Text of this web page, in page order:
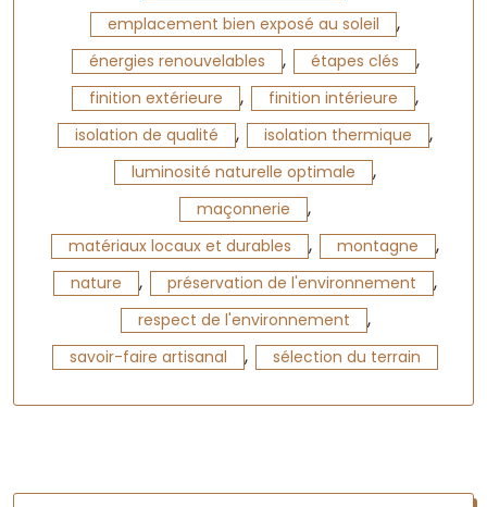
emplacement bien exposé au soleil ,
énergies renouvelables , étapes clés ,
finition extérieure , finition intérieure ,
isolation de qualité , isolation thermique ,
luminosité naturelle optimale ,
maçonnerie ,
matériaux locaux et durables , montagne ,
nature , préservation de l'environnement ,
respect de l'environnement ,
savoir-faire artisanal , sélection du terrain